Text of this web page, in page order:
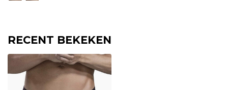
RECENT BEKEKEN